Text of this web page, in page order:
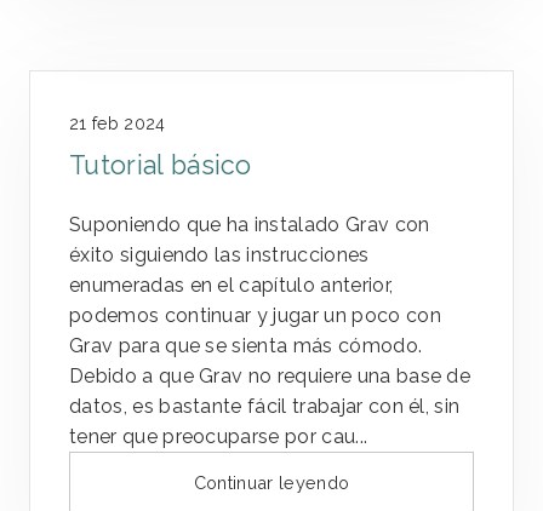
21 feb 2024
Tutorial básico
Suponiendo que ha instalado Grav con
éxito siguiendo las instrucciones
enumeradas en el capítulo anterior,
podemos continuar y jugar un poco con
Grav para que se sienta más cómodo.
Debido a que Grav no requiere una base de
datos, es bastante fácil trabajar con él, sin
tener que preocuparse por cau...
Continuar leyendo